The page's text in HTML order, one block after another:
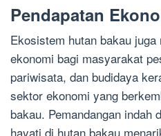
Pendapatan
Ekosistem hutan bakau
ekonomi bagi masyarakat
pariwisata, dan budidaya
sektor ekonomi yang
bakau. Pemandangan indah
hayati di hutan bakau